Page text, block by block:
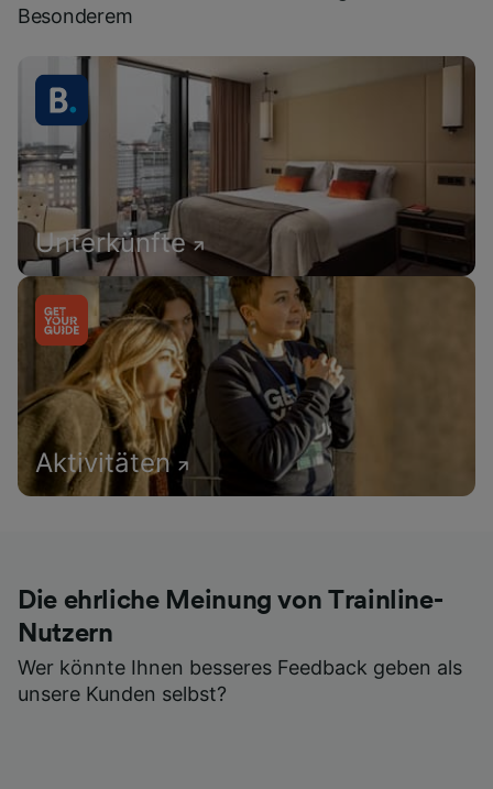
Besonderem
Unterkünfte
Aktivitäten
Die ehrliche Meinung von Trainline-
Nutzern
Wer könnte Ihnen besseres Feedback geben als
unsere Kunden selbst?